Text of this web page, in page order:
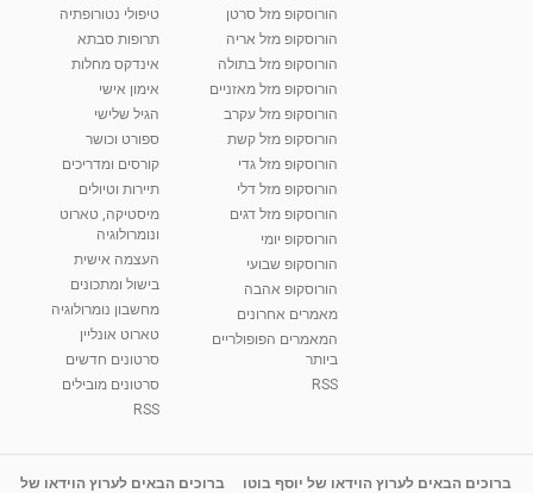
10:17
קרין גורן - העוגה המתגלצ’ת ללא קמח
38.5k צפיות
01:37
יוסי שר - מתמחה בשיטת אלכסנדר וטאי צ'י
2,734 צפיות
01:46
רנה רז-גילו -טיפול אנרגטי ויעוץ רוחני - נומרולוגית
2,310 צפיות
05:37
סודות בתאריך הלידה, משמעות חודש הלידה -
ינואר זינה ליבשיץ נומרולוגית
ליסה גרוסמן - המרכז לאימון התנהגותי - קשב
מדיטציה בדמיון מודרך - היכרות עם האני הפנימי
הורוסקופ מזל סרטן
הורוסקופ מזל אריה
הורוסקופ מזל בתולה
הורוסקופ מזל מאזניים
הורוסקופ מזל עקרב
הורוסקופ מזל קשת
הורוסקופ מזל גדי
הורוסקופ מזל דלי
הורוסקופ מזל דגים
הורוסקופ יומי
הורוסקופ שבועי
הורוסקופ אהבה
מאמרים אחרונים
המאמרים הפופולריים
ביותר
RSS
טיפולי נטורופתיה
תרופות סבתא
אינדקס מחלות
אימון אישי
הגיל שלישי
ספורט וכושר
קורסים ומדריכים
תיירות וטיולים
מיסטיקה, טארוט
ונומרולוגיה
העצמה אישית
בישול ומתכונים
מחשבון נומרולוגיה
טארוט אונליין
סרטונים חדשים
סרטונים מובילים
RSS
ברוכים הבאים לערוץ הוידאו של יוסף בוטו
ברוכים הבאים לערוץ הוידאו של